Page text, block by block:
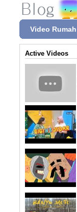
Video Rumah
Active Videos